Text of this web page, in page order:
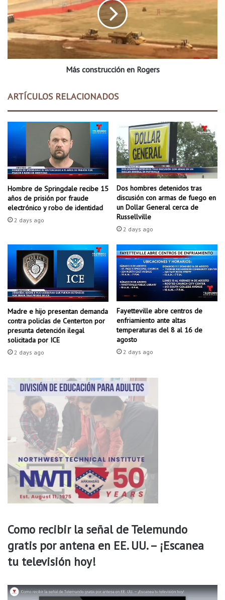
t
o
n
a
r
a
d
o
o
r
i
n
d
c
e
a
s
e
x
u
a
l
c
o
n
c
i
f
a
n
c
o
n
s
r
i
ó
n
n
R
o
g
e
r
s
Más construcción en Rogers
ARTÍCULOS RELACIONADOS
Hombre de Springdale recibe 15
años de prisión por fraude
electrónico y robo de identidad
2 days ago
Dos hombres detenidos tras
discusión con armas de fuego en
un Dollar General cerca de
Russellville
2 days ago
Madre e hijo presentan demanda
contra policías de Centerton por
presunta detención ilegal
solicitada por ICE
2 days ago
Fayetteville abre centros de
enfriamiento ante altas
temperaturas del 8 al 16 de
agosto
2 days ago
Como recibir la señal de Telemundo
gratis por antena en EE. UU. – ¡Escanea
tu televisión hoy!